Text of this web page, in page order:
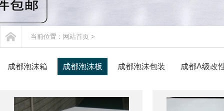
当前位置： 网站首页 >
成都泡沫箱 成都泡沫板 成都泡沫包装 成都A级改